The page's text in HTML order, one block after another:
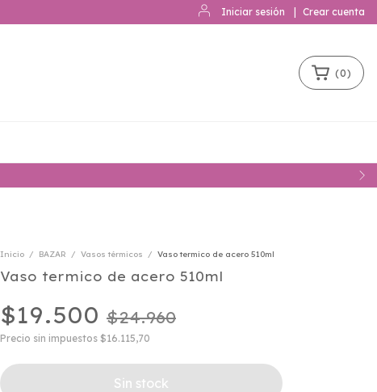
Iniciar sesión Crear cuenta
(0)
Inicio / BAZAR / Vasos térmicos / Vaso termico de acero 510ml
Vaso termico de acero 510ml
$19.500 $24.960
Precio sin impuestos $16.115,70